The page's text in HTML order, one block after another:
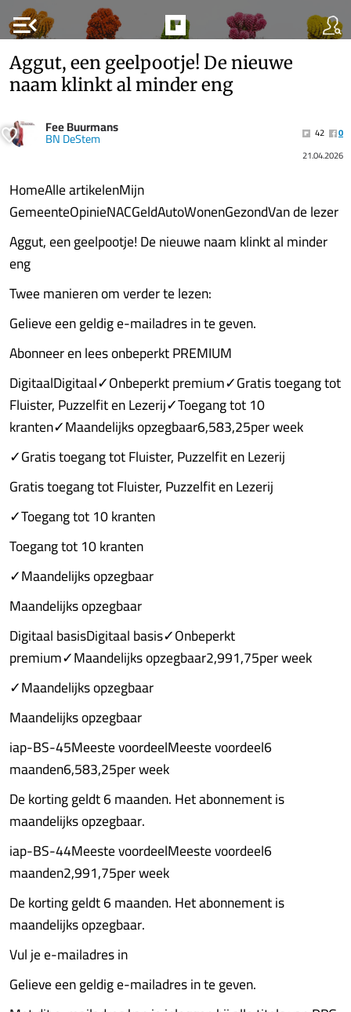
menu_open
Aggut, een geelpootje! De nieuwe
naam klinkt al minder eng
Fee Buurmans
BN DeStem 42
0
21.04.2026
HomeAlle artikelenMijn
GemeenteOpinieNACGeldAutoWonenGezondVan de lezer
Aggut, een geelpootje! De nieuwe naam klinkt al minder
eng
Twee manieren om verder te lezen:
Gelieve een geldig e-mailadres in te geven.
Abonneer en lees onbeperkt PREMIUM
DigitaalDigitaal✓Onbeperkt premium✓Gratis toegang tot
Fluister, Puzzelfit en Lezerij✓Toegang tot 10
kranten✓Maandelijks opzegbaar6,583,25per week
✓Gratis toegang tot Fluister, Puzzelfit en Lezerij
Gratis toegang tot Fluister, Puzzelfit en Lezerij
✓Toegang tot 10 kranten
Toegang tot 10 kranten
✓Maandelijks opzegbaar
Maandelijks opzegbaar
Digitaal basisDigitaal basis✓Onbeperkt
premium✓Maandelijks opzegbaar2,991,75per week
✓Maandelijks opzegbaar
Maandelijks opzegbaar
iap-BS-45Meeste voordeelMeeste voordeel6
maanden6,583,25per week
De korting geldt 6 maanden. Het abonnement is
maandelijks opzegbaar.
iap-BS-44Meeste voordeelMeeste voordeel6
maanden2,991,75per week
De korting geldt 6 maanden. Het abonnement is
maandelijks opzegbaar.
Vul je e-mailadres in
Gelieve een geldig e-mailadres in te geven.